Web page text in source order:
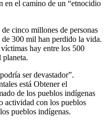
en el camino de un “etnocidio
cinco millones de personas
de 300 mil han perdido la vida.
hay entre los 500
planeta.
ser devastador”.
está Obtener el
de los pueblos indígenas
actividad con los pueblos
pueblos indígenas.